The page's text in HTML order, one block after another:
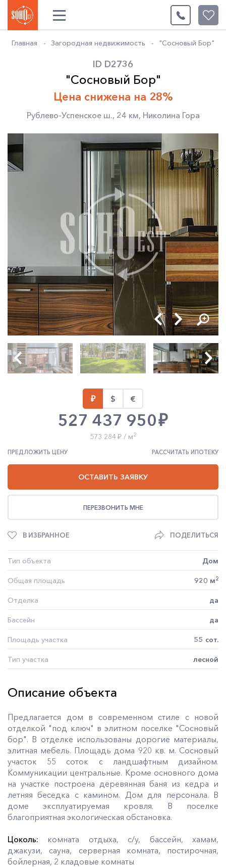
0
Главная Загородная недвижимость "Сосновый Бор"
ID D2736
"Сосновый Бор"
Цена снижена на 28%
Рублево-Успенское ш., 24 км, Николина Гора
527 437 950
573 284 / м2
ПРЕДЛОЖИТЬ ЦЕНУ РАССЧИТАТЬ ИПОТЕКУ
ОСТАВИТЬ ЗАЯВКУ
ПЕРЕЗВОНИТЬ МНЕ
В ИЗБРАННОЕ ПОДЕЛИТЬСЯ
Тип объекта Дом
Общая площадь 920 м2
Отделка да
Бассейн да
Площадь участка 55 сот.
Тип участка лесной
Описание объекта
Предлагается дом в современном стиле с новой
отделкой "под ключ" в элитном поселке "Сосновый
бор". В отделке использованы дорогие материалы,
элитная мебель. Площадь дома 920 кв. м. Сосновый
участок 55 соток с ландшафтным дизайном.
Коммуникации центральные. Кроме основного дома
на участке построена деревянная баня из кедра и
летняя беседка с камином. Дом для персонала. В
доме эксплуатируемая кровля. В поселке
благоприятная экологическая обстановка.
Цоколь: комната отдыха, с/у, бассейн, хамам,
джакузи, сауна, серверная комната, постирочная,
бойлерная, 2 кладовые комнаты